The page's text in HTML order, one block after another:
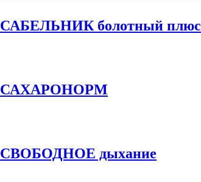
САБЕЛЬНИК болотный плюс
САХАРОНОРМ
СВОБОДНОЕ дыхание